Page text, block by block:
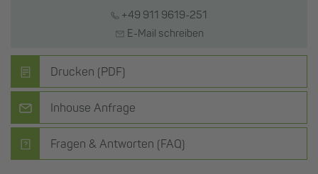
+49 911 9619-251
E-Mail schreiben
Drucken (PDF)
Inhouse Anfrage
Fragen & Antworten (FAQ)